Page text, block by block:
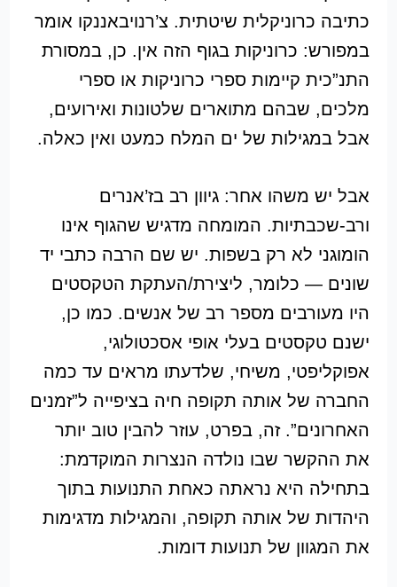
כתיבה כרוניקלית שיטתית. צ’רנויבאננקו אומר
במפורש: כרוניקות בגוף הזה אין. כן, במסורת
התנ”כית קיימות ספרי כרוניקות או ספרי
מלכים, שבהם מתוארים שלטונות ואירועים,
אבל במגילות של ים המלח כמעט ואין כאלה.
אבל יש משהו אחר: גיוון רב בז’אנרים
ורב-שכבתיות. המומחה מדגיש שהגוף אינו
הומוגני לא רק בשפות. יש שם הרבה כתבי יד
שונים — כלומר, ליצירת/העתקת הטקסטים
היו מעורבים מספר רב של אנשים. כמו כן,
ישנם טקסטים בעלי אופי אסכטולוגי,
אפוקליפטי, משיחי, שלדעתו מראים עד כמה
החברה של אותה תקופה חיה בציפייה ל”זמנים
האחרונים”. זה, בפרט, עוזר להבין טוב יותר
את ההקשר שבו נולדה הנצרות המוקדמת:
בתחילה היא נראתה כאחת התנועות בתוך
היהדות של אותה תקופה, והמגילות מדגימות
את המגוון של תנועות דומות.